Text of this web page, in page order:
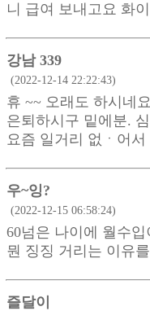
니 급여 보내고요 화
강남 339
(2022-12-14 22:22:43)
휴 ~~ 오래도 하시네요
은퇴하시구 밑에분.
요즘 일거리 없ㆍ어서
우~잉?
(2022-12-15 06:58:24)
60넘은 나이에 월수
뭔 징징 거리는 이유
즐달이